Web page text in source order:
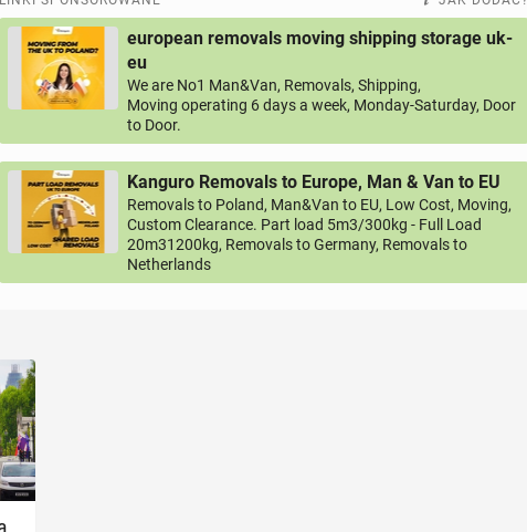
european removals moving shipping storage uk-
eu
We are No1 Man&Van, Removals, Shipping,
Moving operating 6 days a week, Monday-Saturday, Door
to Door.
Kanguro Removals to Europe, Man & Van to EU
Removals to Poland, Man&Van to EU, Low Cost, Moving,
Custom Clearance. Part load 5m3/300kg - Full Load
20m31200kg, Removals to Germany, Removals to
Netherlands